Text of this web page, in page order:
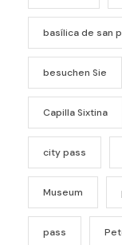
basílica de san
besuchen Sie
Capilla Sixtina
city pass
Museum
pass